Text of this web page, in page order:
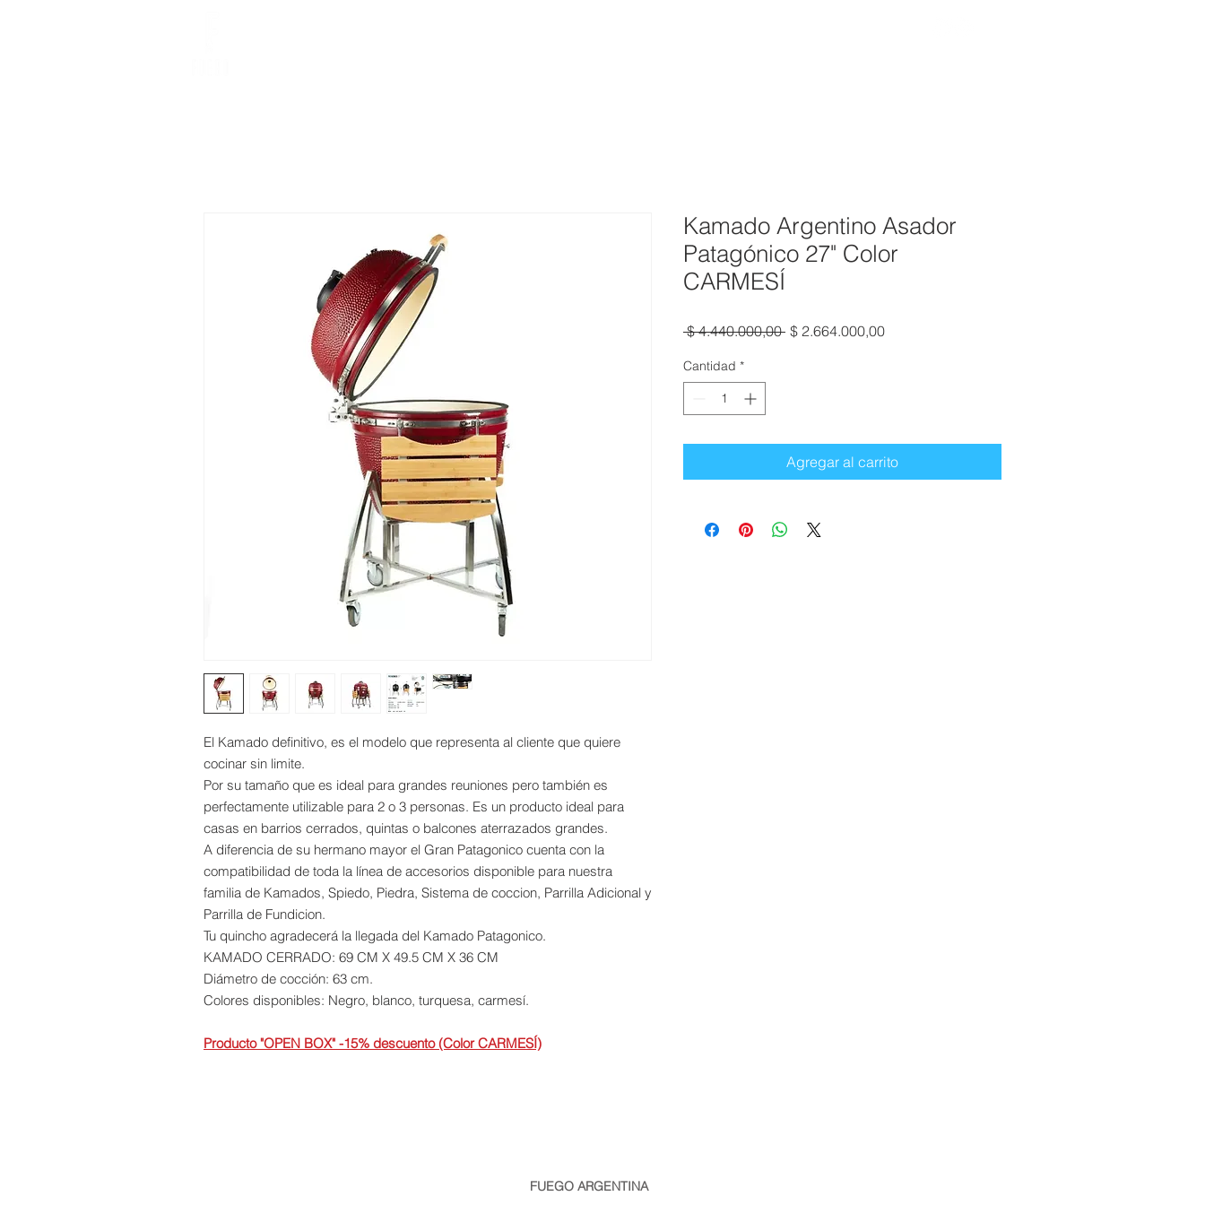
El Kamado definitivo, es el modelo que representa al cliente que quiere
cocinar sin limite.
Por su tamaño que es ideal para grandes reuniones pero también es
perfectamente utilizable para 2 o 3 personas. Es un producto ideal para
casas en barrios cerrados, quintas o balcones aterrazados grandes.
A diferencia de su hermano mayor el Gran Patagonico cuenta con la
compatibilidad de toda la línea de accesorios disponible para nuestra
familia de Kamados, Spiedo, Piedra, Sistema de coccion, Parrilla Adicional y
Parrilla de Fundicion.
Tu quincho agradecerá la llegada del Kamado Patagonico.
KAMADO CERRADO: 69 CM X 49.5 CM X 36 CM
Diámetro de cocción: 63 cm.
Colores disponibles: Negro, blanco, turquesa, carmesí.
Producto"OPEN BOX" -15% descuento (Color CARMESÍ)
Kamado Argentino Asador
Patagónico 27" Color
CARMESÍ
$ 4.440.000,00 Precio
$ 2.664.000,00Precio de oferta
Cantidad *
Agregar al carrito
FUEGO ARGENTINA